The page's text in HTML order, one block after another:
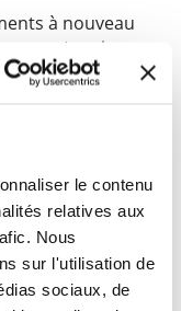
le contenu
relatives aux
Nous
sur l'utilisation de
sociaux, de
à nouveau
partenaire,
vœux pour
Que le